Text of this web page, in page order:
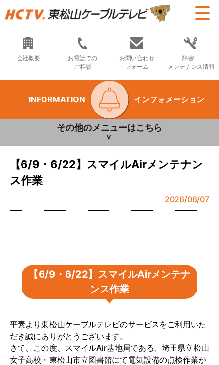
会社概要
お電話での
ご相談
お問い合わせ
フォーム
障害・
メンテナンス情報
INFORMATION インフォメーション
その他のメニューはこちら
【6/9・6/22】スマイルAirメンテナン
ス作業
2026/06/07
【6/9・6/22】スマイルAirメンテナ
ンス作業
平素より東松山ケーブルテレビのサービスをご利用いた
だき誠にありがとうございます。
さて、この度、スマイルAir基地局である、埼玉県立松山
女子高校・東松山市立図書館にて電気設備の点検作業が